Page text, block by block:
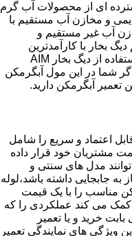
ای از محصولات آب گرم
و مخازن آب مستقیم با
مخازن آب غیر مستقیم و
بخار با کارآمدترین
دیگهای آب مصرفی نیاز دارید و شما با استفاده از دیگ بخار AIM
شما در این مول آبگرمکن
تعمیر آبگرمکن دارید.
اعتماد و سریع را شامل
مشتریان خود قرار داده
مدل های سنتی و
به جابجایی داشته باشد،لوله
مناسب را با یک قیمت
کمک می کند عملکردی را که
خرید و یا تعمیر
ویژگی های نمایندگی تعمیر